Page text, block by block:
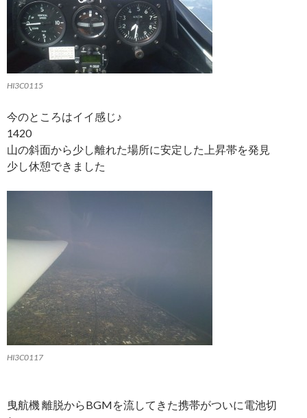
HI3C0115
今のところはイイ感じ♪
1420
山の斜面から少し離れた場所に安定した上昇帯を発見
少し休憩できました
HI3C0117
曳航機 離脱からBGMを流してきた携帯がついに電池切